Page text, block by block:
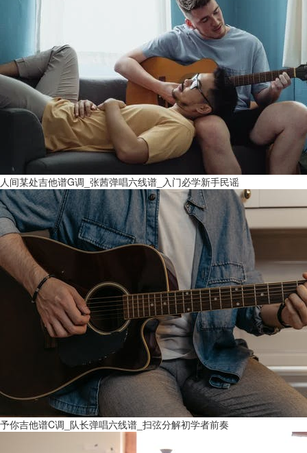
人间某处吉他谱G调_张茜弹唱六线谱_入门必学新手民谣
予你吉他谱C调_队长弹唱六线谱_扫弦分解初学者前奏